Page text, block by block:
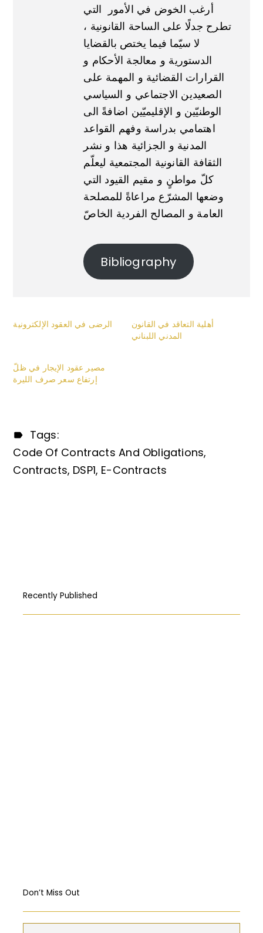
أرغب الخوض في الأمور التي
تطرح جدلًا على الساحة القانونية ،
لا سيّما فيما يختص بالقضايا
الدستورية و معالجة الأحكام و
القرارات القضائية و المهمة على
الصعيدين الاجتماعي و السياسي
الوطنيّين و الإقليميّين اضافةً الى
اهتمامي بدراسة وفهم القواعد
المدنية و الجزائية هذا و نشر
الثقافة القانونية المجتمعية ليعلّم
كلّ مواطنٍ و مقيم القيود التي
وضعها المشرّع مراعاةً للمصلحة
العامة و المصالح الفردية الخاصّ
Bibliography
الرضى في العقود الإلكترونية
أهلية التعاقد في القانون
المدني اللبناني
مصير عقود الإيجار في ظلّ
إرتفاع سعر صرف الليرة
Tags:
Code Of Contracts And Obligations
Contracts DSP1 E-Contracts
Recently Published
Don’t Miss Out